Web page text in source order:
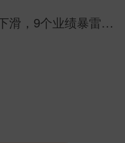
退市风险提示
，基本面偏弱，
滑，9个业绩暴雷，